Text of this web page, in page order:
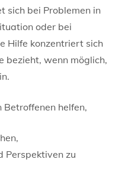
sich bei Problemen in
oder bei
Hilfe konzentriert sich
bezieht, wenn möglich,
Betroffenen helfen,
Perspektiven zu